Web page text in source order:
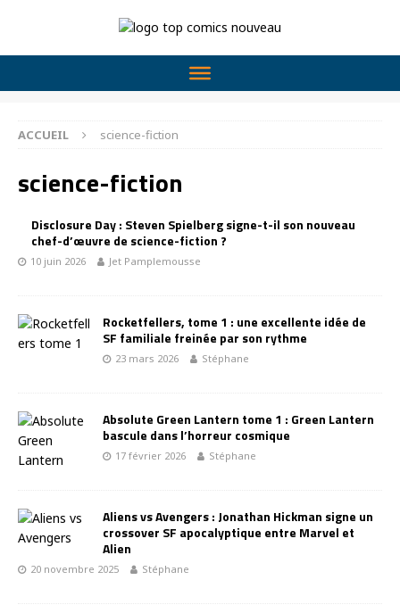
ACCUEIL science-fiction
science-fiction
Disclosure Day : Steven Spielberg signe-t-il son nouveau
chef-d’œuvre de science-fiction ?
10 juin 2026 Jet Pamplemousse
Rocketfellers, tome 1 : une excellente idée de
SF familiale freinée par son rythme
23 mars 2026 Stéphane
Absolute Green Lantern tome 1 : Green Lantern
bascule dans l’horreur cosmique
17 février 2026 Stéphane
Aliens vs Avengers : Jonathan Hickman signe un
crossover SF apocalyptique entre Marvel et
Alien
20 novembre 2025 Stéphane